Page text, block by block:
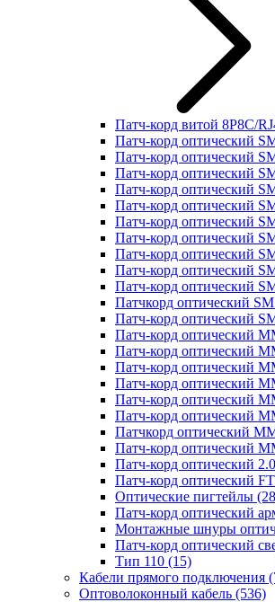
Патч-корд витой 8P8C/
Патч-корд оптический
Патч-корд оптический
Патч-корд оптический
Патч-корд оптический
Патч-корд оптический
Патч-корд оптический
Патч-корд оптический
Патч-корд оптический
Патч-корд оптический
Патч-корд оптический
Патчкорд оптический
Патч-корд оптический
Патч-корд оптический
Патч-корд оптический
Патч-корд оптический
Патч-корд оптический
Патч-корд оптический
Патч-корд оптический
Патчкорд оптический
Патч-корд оптический
Патч-корд оптический
Патч-корд оптический
Оптические пигтейлы
Патч-корд оптический
Монтажные шнуры
Патч-корд оптический
Тип 110 (15)
Кабели прямого подключения
Оптоволоконный кабель (536)